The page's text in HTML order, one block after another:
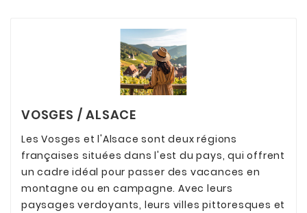
VOSGES / ALSACE
Les Vosges et l'Alsace sont deux régions
françaises situées dans l'est du pays, qui offrent
un cadre idéal pour passer des vacances en
montagne ou en campagne. Avec leurs
paysages verdoyants, leurs villes pittoresques et